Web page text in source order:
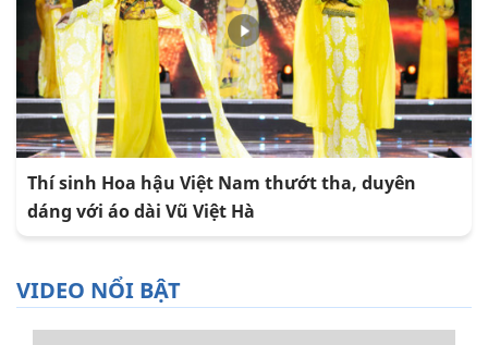
Thí sinh Hoa hậu Việt Nam thướt tha, duyên
dáng với áo dài Vũ Việt Hà
VIDEO NỔI BẬT